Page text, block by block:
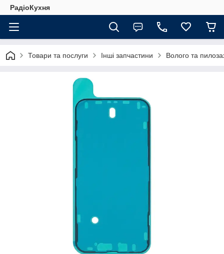
РадіоКухня
Товари та послуги Інші запчастини Волого та